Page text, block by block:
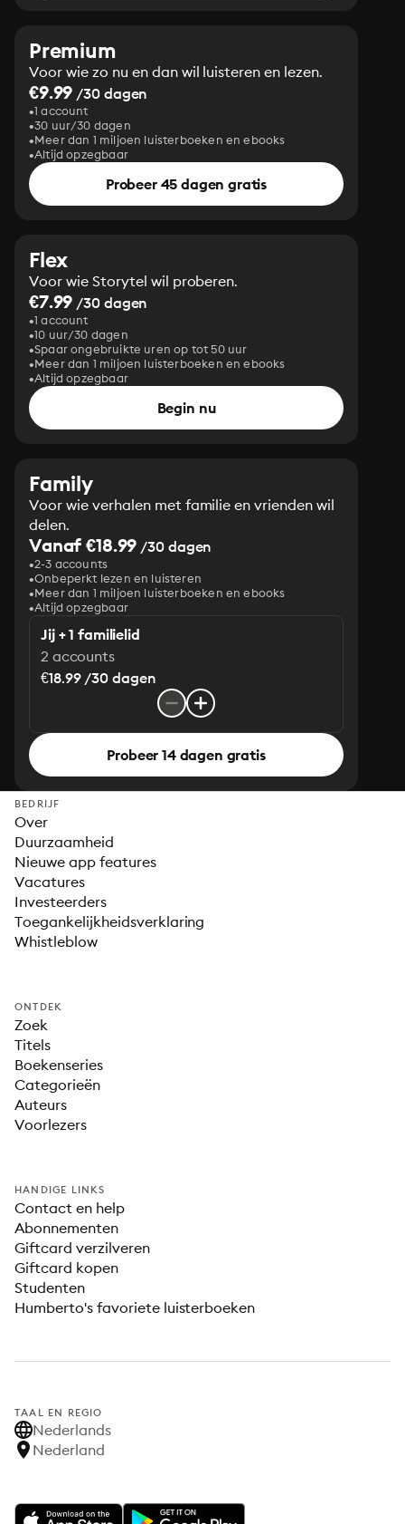
Premium
Voor wie zo nu en dan wil luisteren en lezen.
€9.99 /30 dagen
1 account
30 uur/30 dagen
Meer dan 1 miljoen luisterboeken en ebooks
Altijd opzegbaar
Probeer 45 dagen gratis
Flex
Voor wie Storytel wil proberen.
€7.99 /30 dagen
1 account
10 uur/30 dagen
Spaar ongebruikte uren op tot 50 uur
Meer dan 1 miljoen luisterboeken en ebooks
Altijd opzegbaar
Begin nu
Family
Voor wie verhalen met familie en vrienden wil
delen.
Vanaf €18.99 /30 dagen
2-3 accounts
Onbeperkt lezen en luisteren
Meer dan 1 miljoen luisterboeken en ebooks
Altijd opzegbaar
Jij + 1 familielid
2 accounts
€18.99 /30 dagen
Probeer 14 dagen gratis
BEDRIJF
Over
Duurzaamheid
Nieuwe app features
Vacatures
Investeerders
Toegankelijkheidsverklaring
Whistleblow
ONTDEK
Zoek
Titels
Boekenseries
Categorieën
Auteurs
Voorlezers
HANDIGE LINKS
Contact en help
Abonnementen
Giftcard verzilveren
Giftcard kopen
Studenten
Humberto's favoriete luisterboeken
TAAL EN REGIO
Nederlands
Nederland